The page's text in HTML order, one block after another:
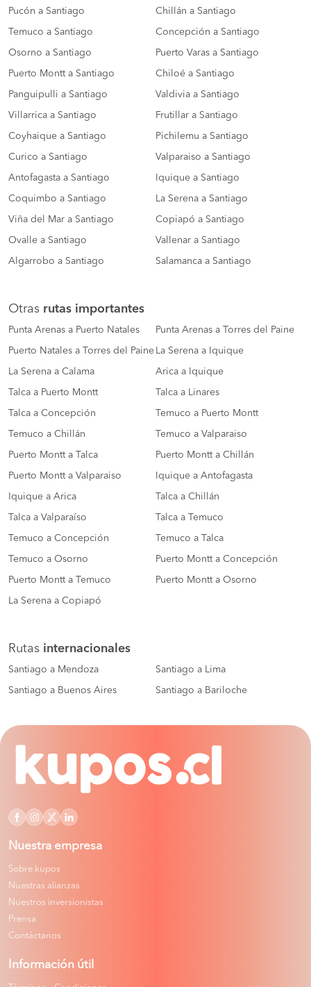
Pucón a Santiago Chillán a Santiago
Temuco a Santiago Concepción a Santiago
Osorno a Santiago Puerto Varas a Santiago
Puerto Montt a Santiago Chiloé a Santiago
Panguipulli a Santiago Valdivia a Santiago
Villarrica a Santiago Frutillar a Santiago
Coyhaique a Santiago Pichilemu a Santiago
Curico a Santiago Valparaiso a Santiago
Antofagasta a Santiago Iquique a Santiago
Coquimbo a Santiago La Serena a Santiago
Viña del Mar a Santiago Copiapó a Santiago
Ovalle a Santiago Vallenar a Santiago
Algarrobo a Santiago Salamanca a Santiago
Otras rutas importantes
Punta Arenas a Puerto Natales Punta Arenas a Torres del Paine
Puerto Natales a Torres del Paine La Serena a Iquique
La Serena a Calama Arica a Iquique
Talca a Puerto Montt Talca a Linares
Talca a Concepción Temuco a Puerto Montt
Temuco a Chillán Temuco a Valparaiso
Puerto Montt a Talca Puerto Montt a Chillán
Puerto Montt a Valparaiso Iquique a Antofagasta
Iquique a Arica Talca a Chillán
Talca a Valparaíso Talca a Temuco
Temuco a Concepción Temuco a Talca
Temuco a Osorno Puerto Montt a Concepción
Puerto Montt a Temuco Puerto Montt a Osorno
La Serena a Copiapó
Rutas internacionales
Santiago a Mendoza Santiago a Lima
Santiago a Buenos Aires Santiago a Bariloche
Nuestra empresa
Sobre kupos
Nuestras alianzas
Nuestros inversionistas
Prensa
Contáctanos
Información útil